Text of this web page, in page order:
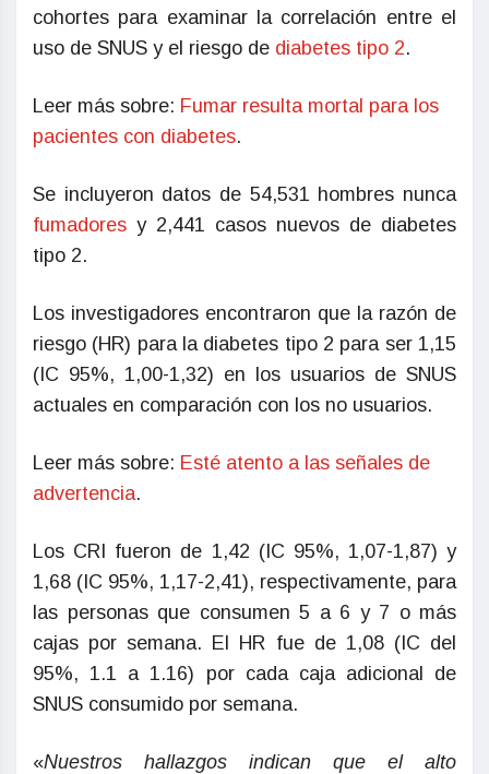
cohortes para examinar la correlación entre el
uso de SNUS y el riesgo de diabetes tipo 2.
Leer más sobre: Fumar resulta mortal para los
pacientes con diabetes.
Se incluyeron datos de 54,531 hombres nunca
fumadores y 2,441 casos nuevos de diabetes
tipo 2.
Los investigadores encontraron que la razón de
riesgo (HR) para la diabetes tipo 2 para ser 1,15
(IC 95%, 1,00-1,32) en los usuarios de SNUS
actuales en comparación con los no usuarios.
Leer más sobre: Esté atento a las señales de
advertencia.
Los CRI fueron de 1,42 (IC 95%, 1,07-1,87) y
1,68 (IC 95%, 1,17-2,41), respectivamente, para
las personas que consumen 5 a 6 y 7 o más
cajas por semana. El HR fue de 1,08 (IC del
95%, 1.1 a 1.16) por cada caja adicional de
SNUS consumido por semana.
«Nuestros hallazgos indican que el alto